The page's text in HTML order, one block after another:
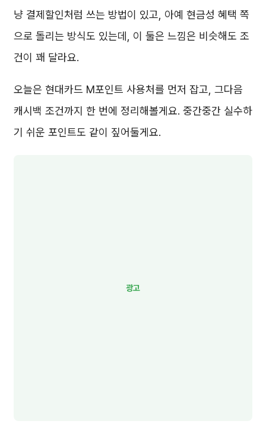
냥 결제할인처럼 쓰는 방법이 있고, 아예 현금성 혜택 쪽
으로 돌리는 방식도 있는데, 이 둘은 느낌은 비슷해도 조
건이 꽤 달라요.
오늘은 현대카드 M포인트 사용처를 먼저 잡고, 그다음
캐시백 조건까지 한 번에 정리해볼게요. 중간중간 실수하
기 쉬운 포인트도 같이 짚어둘게요.